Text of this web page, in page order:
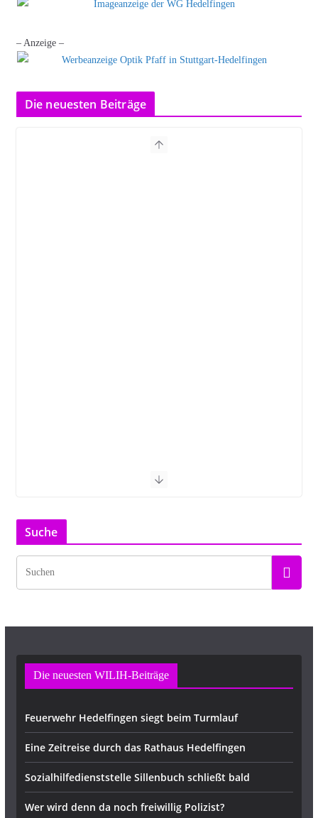
– Anzeige –
Die neuesten Beiträge
Suche
Die neuesten WILIH-Beiträge
Feuerwehr Hedelfingen siegt beim Turmlauf
Eine Zeitreise durch das Rathaus Hedelfingen
Sozialhilfedienststelle Sillenbuch schließt bald
Wer wird denn da noch freiwillig Polizist?